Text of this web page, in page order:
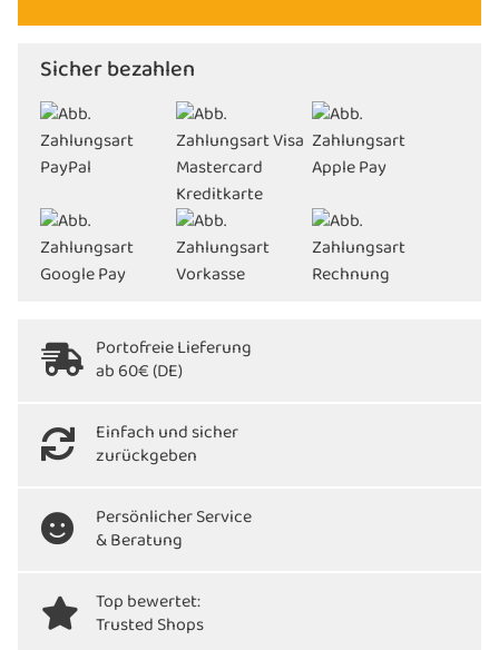
Sicher bezahlen
Portofreie Lieferung
ab 60€ (DE)
Einfach und sicher
zurückgeben
Persönlicher Service
& Beratung
Top bewertet:
Trusted Shops